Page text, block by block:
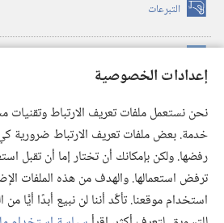
إعدادات الخصوصية
نحن نستعمل ملفات تعريف الارتباط
خدمة. بعض ملفات تعريف الارتباط ضرورية
رفضها. ولكن بإمكانك أن تختار إما أن تقبل
ترفض استعمالها. والهدف من هذه الملفات
استخدام موقعنا. تأكَّد أننا لن نبيع أبدًا أيًّا من
التبرعات (يفتح
نافذة
(يفتح
نافذة
(يفتح
نافذة
جديدة) تطبيق ®
JW Library
مكتبة برج المراقبة